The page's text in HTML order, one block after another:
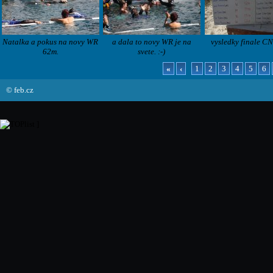
Natalka a pokus na novy WR
62m.
a dala to novy WR je na
svete. :-)
vysledky finale
« ‹ 1 2 3 4 5 6
© feb.cz